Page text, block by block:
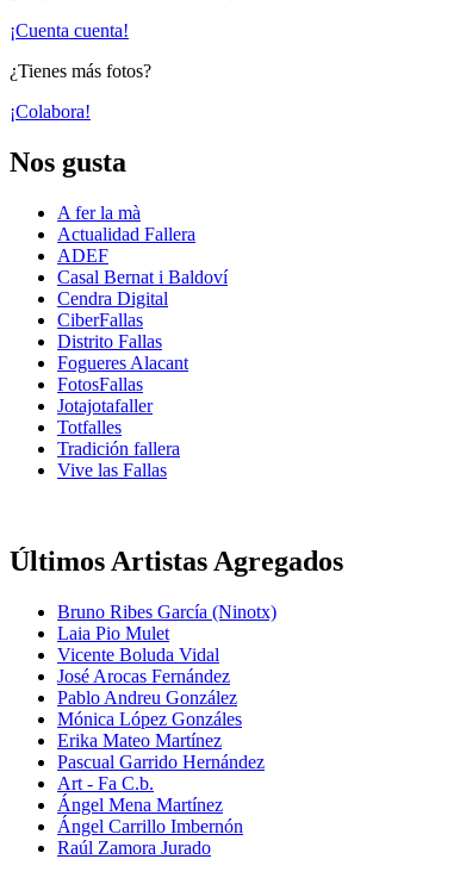
¡Cuenta cuenta!
¿Tienes más fotos?
¡Colabora!
Nos gusta
A fer la mà
Actualidad Fallera
ADEF
Casal Bernat i Baldoví
Cendra Digital
CiberFallas
Distrito Fallas
Fogueres Alacant
FotosFallas
Jotajotafaller
Totfalles
Tradición fallera
Vive las Fallas
Últimos Artistas Agregados
Bruno Ribes García (Ninotx)
Laia Pio Mulet
Vicente Boluda Vidal
José Arocas Fernández
Pablo Andreu González
Mónica López Gonzáles
Erika Mateo Martínez
Pascual Garrido Hernández
Art - Fa C.b.
Ángel Mena Martínez
Ángel Carrillo Imbernón
Raúl Zamora Jurado